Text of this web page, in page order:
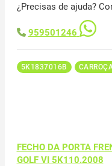
¿Precisas de ajuda?
959501246
5K1837016B
FECHO DA PORTA
GOLF VI 5K110.2008